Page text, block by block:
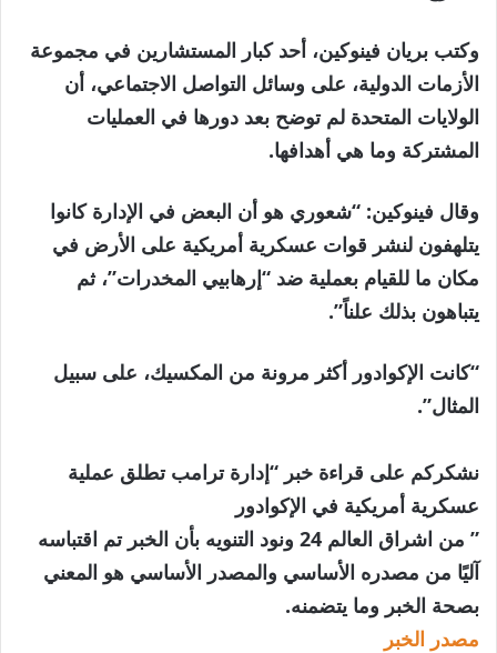
وكتب بريان فينوكين، أحد كبار المستشارين في مجموعة
الأزمات الدولية، على وسائل التواصل الاجتماعي، أن
الولايات المتحدة لم توضح بعد دورها في العمليات
المشتركة وما هي أهدافها.
وقال فينوكين: “شعوري هو أن البعض في الإدارة كانوا
يتلهفون لنشر قوات عسكرية أمريكية على الأرض في
مكان ما للقيام بعملية ضد “إرهابيي المخدرات”، ثم
يتباهون بذلك علناً”.
“كانت الإكوادور أكثر مرونة من المكسيك، على سبيل
المثال”.
نشكركم على قراءة خبر “إدارة ترامب تطلق عملية
عسكرية أمريكية في الإكوادور
” من اشراق العالم 24 ونود التنويه بأن الخبر تم اقتباسه
آليًا من مصدره الأساسي والمصدر الأساسي هو المعني
بصحة الخبر وما يتضمنه.
مصدر الخبر